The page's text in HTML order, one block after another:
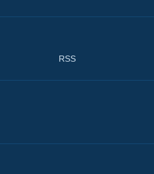
RSS